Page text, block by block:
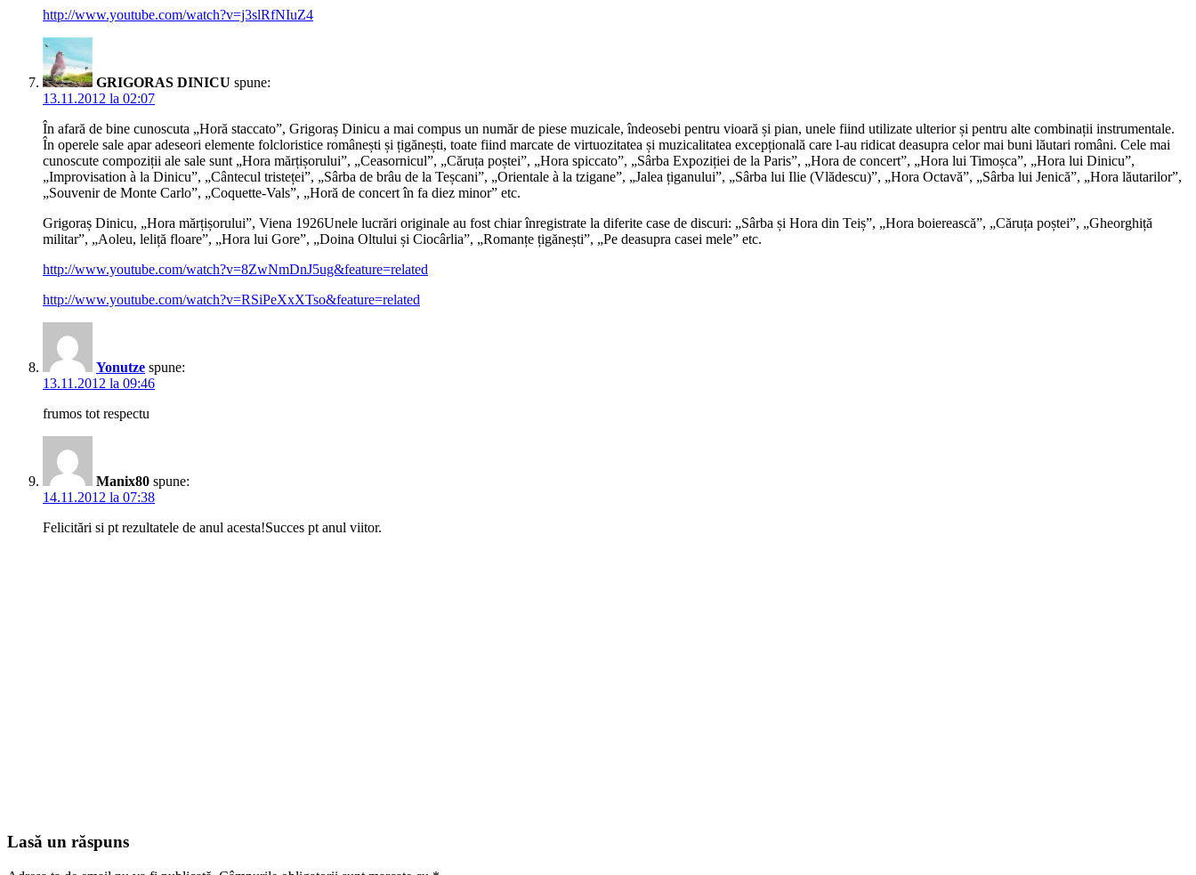
http://www.youtube.com/watch?v=j3slRfNIuZ4
GRIGORAS DINICU spune:
13.11.2012 la 02:07
În afară de bine cunoscuta „Horă staccato”, Grigoraș Dinicu a mai compus un număr de piese muzicale, îndeosebi pentru vioară și pian, unele fiind utilizate ulterior și pentru alte combinații instrumentale.
În operele sale apar adeseori elemente folcloristice românești și țigănești, toate fiind marcate de virtuozitatea și muzicalitatea excepțională care l-au ridicat deasupra celor mai buni lăutari români. Cele mai
cunoscute compoziții ale sale sunt „Hora mărțișorului”, „Ceasornicul”, „Căruța poștei”, „Hora spiccato”, „Sârba Expoziției de la Paris”, „Hora de concert”, „Hora lui Timoșca”, „Hora lui Dinicu”,
„Improvisation à la Dinicu”, „Cântecul tristeței”, „Sârba de brâu de la Teșcani”, „Orientale à la tzigane”, „Jalea țiganului”, „Sârba lui Ilie (Vlădescu)”, „Hora Octavă”, „Sârba lui Jenică”, „Hora lăutarilor”,
„Souvenir de Monte Carlo”, „Coquette-Vals”, „Horă de concert în fa diez minor” etc.
Grigoraș Dinicu, „Hora mărțișorului”, Viena 1926Unele lucrări originale au fost chiar înregistrate la diferite case de discuri: „Sârba și Hora din Teiș”, „Hora boierească”, „Căruța poștei”, „Gheorghiță
militar”, „Aoleu, leliță floare”, „Hora lui Gore”, „Doina Oltului și Ciocârlia”, „Romanțe țigănești”, „Pe deasupra casei mele” etc.
http://www.youtube.com/watch?v=8ZwNmDnJ5ug&feature=related
http://www.youtube.com/watch?v=RSiPeXxXTso&feature=related
Yonutze spune:
13.11.2012 la 09:46
frumos tot respectu
Manix80 spune:
14.11.2012 la 07:38
Felicitări si pt rezultatele de anul acesta!Succes pt anul viitor.
Lasă un răspuns